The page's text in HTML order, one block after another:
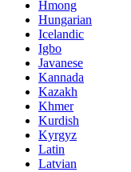
Hmong
Hungarian
Icelandic
Igbo
Javanese
Kannada
Kazakh
Khmer
Kurdish
Kyrgyz
Latin
Latvian